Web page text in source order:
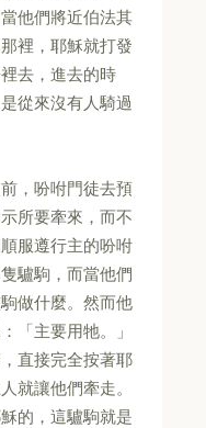
他們將近伯法其
裡，耶穌就打發
去，進去的時
從來沒有人騎過
，吩咐門徒去預
所要牽來，而不
服遵行主的吩咐
驢駒，而當他們
做什麼。然而他
「主要用牠。」
直接完全按著耶
就讓他們牽走。
的，這驢駒就是